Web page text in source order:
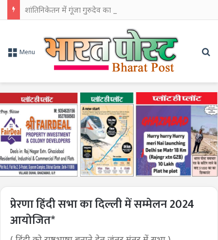
Menu
प्रेरणा हिंदी सभा का दिल्ली में सम्मेलन 2024
आयोजित*